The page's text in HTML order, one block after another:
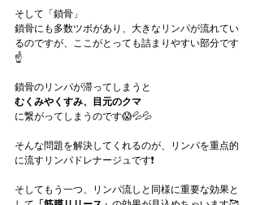
そして「鎖骨」
鎖骨にも多数ツボがあり、大きなリンパが流れてい
るのですが、ここがとっても詰まりやすい部分です
☝️
鎖骨のリンパが滞ってしまうと
むくみやくすみ、目元のクマ
に繋がってしまうのです😱💦💦
そんな問題を解決してくれるのが、リンパを重点的
に流すリンパドレナージュです❗️
そしてもう一つ、リンパ流しと同様に重要な効果と